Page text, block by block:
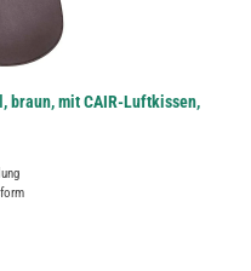
braun, mit CAIR-Luftkissen,